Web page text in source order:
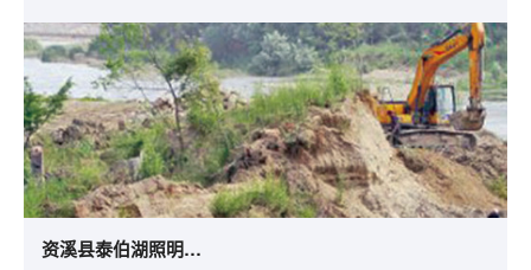
资溪县泰伯湖照明及护堤工程